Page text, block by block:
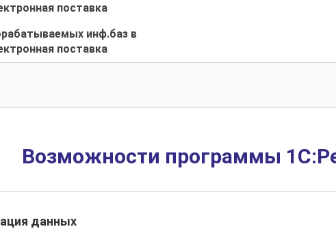
поставка
инф.баз в
поставка
Возможности программы
данных